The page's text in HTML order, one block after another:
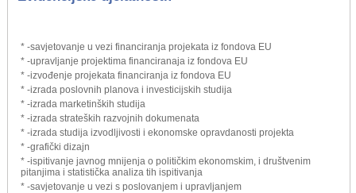
* -savjetovanje u vezi financiranja projekata iz fondova EU
* -upravljanje projektima financiranaja iz fondova EU
* -izvođenje projekata financiranja iz fondova EU
* -izrada poslovnih planova i investicijskih studija
* -izrada marketinških studija
* -izrada strateških razvojnih dokumenata
* -izrada studija izvodljivosti i ekonomske opravdanosti projekta
* -grafički dizajn
* -ispitivanje javnog mnijenja o političkim ekonomskim, i društvenim
pitanjima i statistička analiza tih ispitivanja
* -savjetovanje u vezi s poslovanjem i upravljanjem